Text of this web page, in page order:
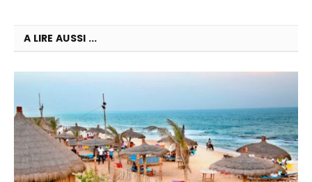
A LIRE AUSSI ...